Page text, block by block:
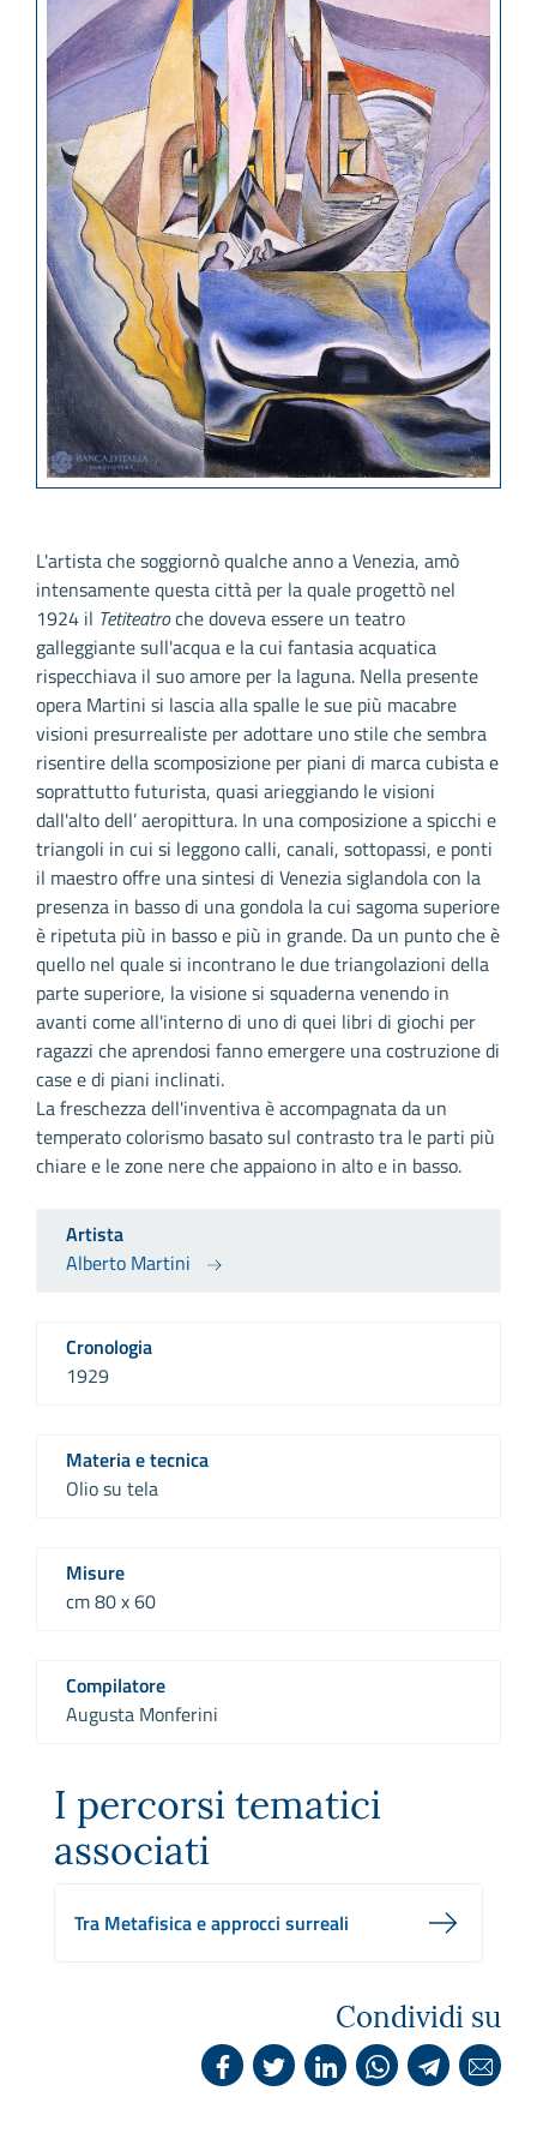
L'artista che soggiornò qualche anno a Venezia, amò
intensamente questa città per la quale progettò nel
1924 il Tetiteatroche doveva essere un teatro
galleggiante sull'acqua e la cui fantasia acquatica
rispecchiava il suo amore per la laguna. Nella presente
opera Martini si lascia alla spalle le sue più macabre
visioni presurrealiste per adottare uno stile che sembra
risentire della scomposizione per piani di marca cubista e
soprattutto futurista, quasi arieggiando le visioni
dall'alto dell’ aeropittura. In una composizione a spicchi e
triangoli in cui si leggono calli, canali, sottopassi, e ponti
il maestro offre una sintesi di Venezia siglandola con la
presenza in basso di una gondola la cui sagoma superiore
è ripetuta più in basso e più in grande. Da un punto che è
quello nel quale si incontrano le due triangolazioni della
parte superiore, la visione si squaderna venendo in
avanti come all'interno di uno di quei libri di giochi per
ragazzi che aprendosi fanno emergere una costruzione di
case e di piani inclinati.
La freschezza dell'inventiva è accompagnata da un
temperato colorismo basato sul contrasto tra le parti più
chiare e le zone nere che appaiono in alto e in basso.
Artista
Alberto Martini
Cronologia
1929
Materia e tecnica
Olio su tela
Misure
cm 80 x 60
Compilatore
Augusta Monferini
I percorsi tematici
associati
Tra Metafisica e approcci surreali
Condividi su